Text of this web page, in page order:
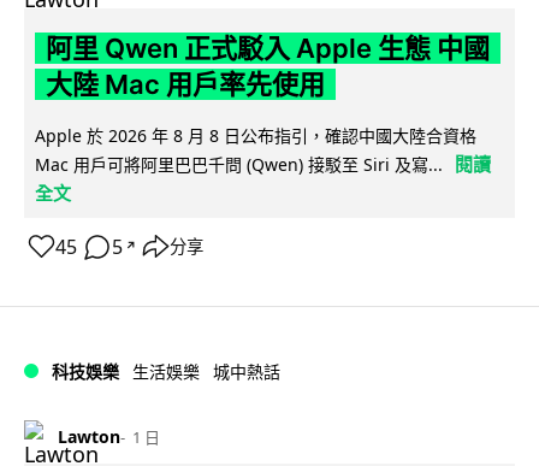
阿里 Qwen 正式駁入 Apple 生態 中國
大陸 Mac 用戶率先使用
Apple 於 2026 年 8 月 8 日公布指引，確認中國大陸合資格
Mac 用戶可將阿里巴巴千問 (Qwen) 接駁至 Siri 及寫...
閱讀
全文
45 5 ↗ 分享
科技娛樂 生活娛樂 城中熱話
Lawton 1 日